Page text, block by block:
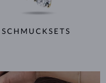
SCHMUCKSETS